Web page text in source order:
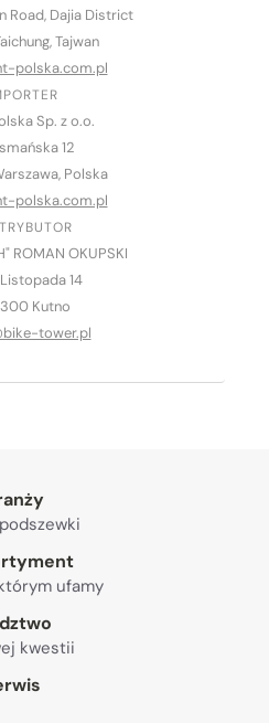
Road, Dajia District
Tajwan
polska.com.pl
Sp. z o.o.
12
Polska
polska.com.pl
ROMAN OKUPSKI
14
Kutno
tower.pl
ufamy
kwestii